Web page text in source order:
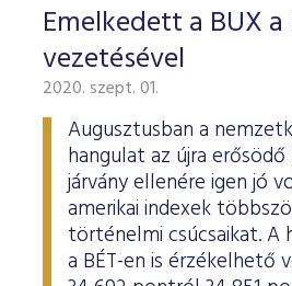
Emelkedett a BUX
vezetésével
2020. szept. 01.
Augusztusban a
hangulat az újra
járvány ellenére igen jó
amerikai indexek
történelmi csúcsaikat. A
a BÉT-en is érzékelhető